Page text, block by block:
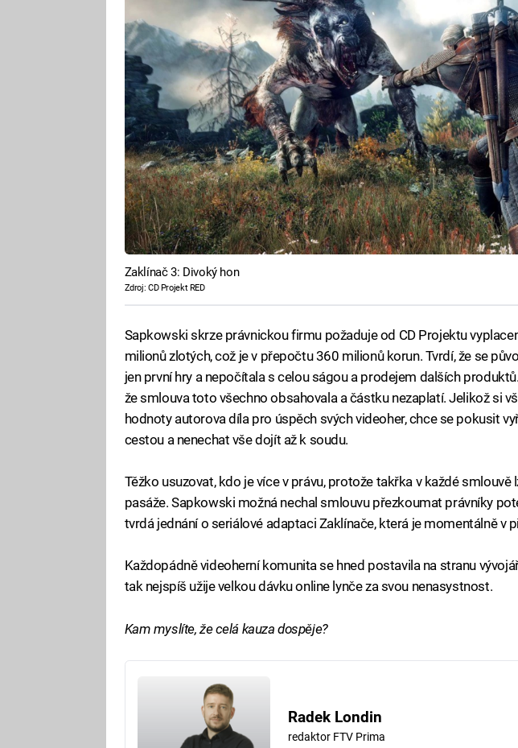
Zaklínač 3: Divoký hon
Zdroj: CD Projekt RED
Sapkowski skrze právnickou firmu požaduje od CD Projektu
milionů zlotých, což je v přepočtu 360 milionů korun. Tvrdí, že se
jen první hry a nepočítala s celou ságou a prodejem dalších
že smlouva toto všechno obsahovala a částku nezaplatí. Jelikož si
hodnoty autorova díla pro úspěch svých videoher, chce se pokusit
cestou a nenechat vše dojít až k soudu.
Těžko usuzovat, kdo je více v právu, protože takřka v každé smlouvě
pasáže. Sapkowski možná nechal smlouvu přezkoumat právníky
tvrdá jednání o seriálové adaptaci Zaklínače, která je momentálně v
Každopádně videoherní komunita se hned postavila na stranu
tak nejspíš užije velkou dávku online lynče za svou nenasystnost.
Kam myslíte, že celá kauza dospěje?
Radek Londin
redaktor FTV Prima